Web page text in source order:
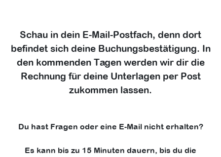
Schau in dein E-Mail-Postfach, denn dort
befindet sich deine Buchungsbestätigung. In
den kommenden Tagen werden wir dir die
Rechnung für deine Unterlagen per Post
zukommen lassen.
Du hast Fragen oder eine E-Mail nicht erhalten?
Es kann bis zu 15 Minuten dauern, bis du die